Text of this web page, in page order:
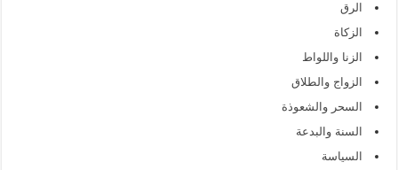
الرق
الزكاة
الزنا واللواط
الزواج والطلاق
السحر والشعوذة
السنة والبدعة
السياسة